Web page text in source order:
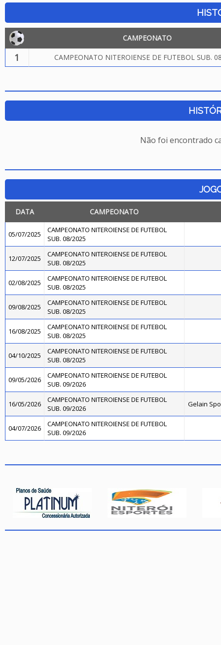
CAMPEONATO
1 CAMPEONATO NITEROIENSE DE FUTEBOL SUB.
Não foi encontrado
DATA CAMPEONATO
05/07/2025
CAMPEONATO NITEROIENSE DE FUTEBOL
SUB. 08/2025
12/07/2025
CAMPEONATO NITEROIENSE DE FUTEBOL
SUB. 08/2025
02/08/2025
CAMPEONATO NITEROIENSE DE FUTEBOL
SUB. 08/2025
09/08/2025
CAMPEONATO NITEROIENSE DE FUTEBOL
SUB. 08/2025
16/08/2025
CAMPEONATO NITEROIENSE DE FUTEBOL
SUB. 08/2025
04/10/2025
CAMPEONATO NITEROIENSE DE FUTEBOL
SUB. 08/2025
09/05/2026
CAMPEONATO NITEROIENSE DE FUTEBOL
SUB. 09/2026
16/05/2026
CAMPEONATO NITEROIENSE DE FUTEBOL
SUB. 09/2026
Gelain
04/07/2026
CAMPEONATO NITEROIENSE DE FUTEBOL
SUB. 09/2026